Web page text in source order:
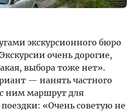
экскурсионного бюро
очень дорогие,
выбора тоже нет».
— нанять частного
с ним маршрут для
«Очень советую не